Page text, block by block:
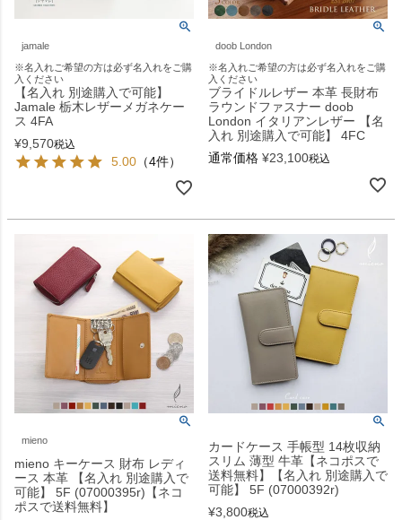
jamale
※名入れご希望の方は必ず名入れをご購
入ください
【名入れ 別途購入で可能】
Jamale 栃木レザーメガネケー
ス 4FA
¥9,570税込
5.00 （4件）
doob London
※名入れご希望の方は必ず名入れをご購
入ください
ブライドルレザー 本革 長財布
ラウンドファスナー doob
London イタリアンレザー 【名
入れ 別途購入で可能】 4FC
通常価格 ¥23,100税込
mieno
mieno キーケース 財布 レディ
ース 本革 【名入れ 別途購入で
可能】 5F (07000395r)【ネコ
ポスで送料無料】
カードケース 手帳型 14枚収納
スリム 薄型 牛革【ネコポスで
送料無料】【名入れ 別途購入で
可能】 5F (07000392r)
¥3,800税込